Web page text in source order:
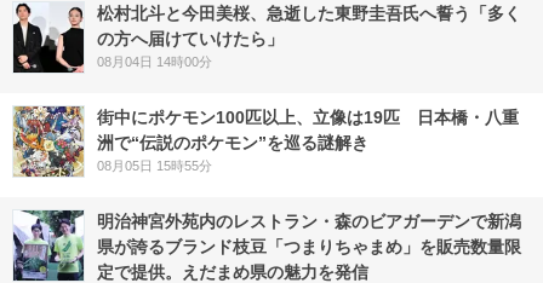
松村北斗と今田美桜、急逝した東野圭吾氏へ誓う「多く
の方へ届けていけたら」
08月04日 14時00分
街中にポケモン100匹以上、立像は19匹 日本橋・八重
洲で“伝説のポケモン”を巡る謎解き
08月05日 15時55分
明治神宮外苑内のレストラン・森のビアガーデンで新潟
県が誇るブランド枝豆「つまりちゃまめ」を販売数量限
定で提供。えだまめ県の魅力を発信